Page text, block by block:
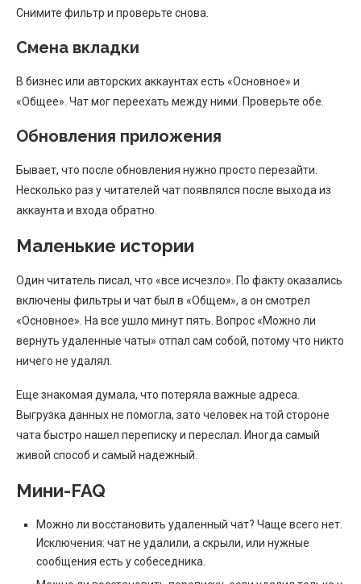
Снимите фильтр и проверьте снова.
Смена вкладки
В бизнес или авторских аккаунтах есть «Основное» и
«Общее». Чат мог переехать между ними. Проверьте обе.
Обновления приложения
Бывает, что после обновления нужно просто перезайти.
Несколько раз у читателей чат появлялся после выхода из
аккаунта и входа обратно.
Маленькие истории
Один читатель писал, что «все исчезло». По факту оказались
включены фильтры и чат был в «Общем», а он смотрел
«Основное». На все ушло минут пять. Вопрос «Можно ли
вернуть удаленные чаты» отпал сам собой, потому что никто
ничего не удалял.
Еще знакомая думала, что потеряла важные адреса.
Выгрузка данных не помогла, зато человек на той стороне
чата быстро нашел переписку и переслал. Иногда самый
живой способ и самый надежный.
Мини-FAQ
Можно ли восстановить удаленный чат? Чаще всего нет.
Исключения: чат не удалили, а скрыли, или нужные
сообщения есть у собеседника.